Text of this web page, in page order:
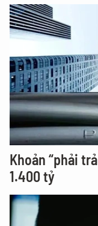
Khoản “phải
1.400 tỷ